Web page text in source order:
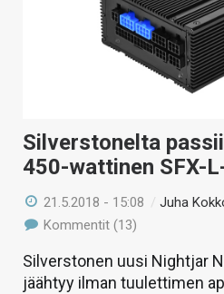
Silverstonelta
450-wattinen SFX-
21.5.2018 - 15:08 /Juha
Kommentit (13)
Silverstonen uusi Nightjar
jäähtyy ilman tuulettimen